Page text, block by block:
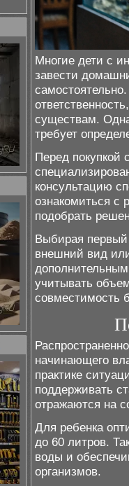
Многие дети с
завести
существам.
требует
Перед покупкой
консультацию
ознакомиться с
подобрать
Выбирая
внешний вид
учитывать
совместимость
начинающего
практике
поддерживать
отражаются на
Для ребенка
до 60 литров.
воды и
организмов.